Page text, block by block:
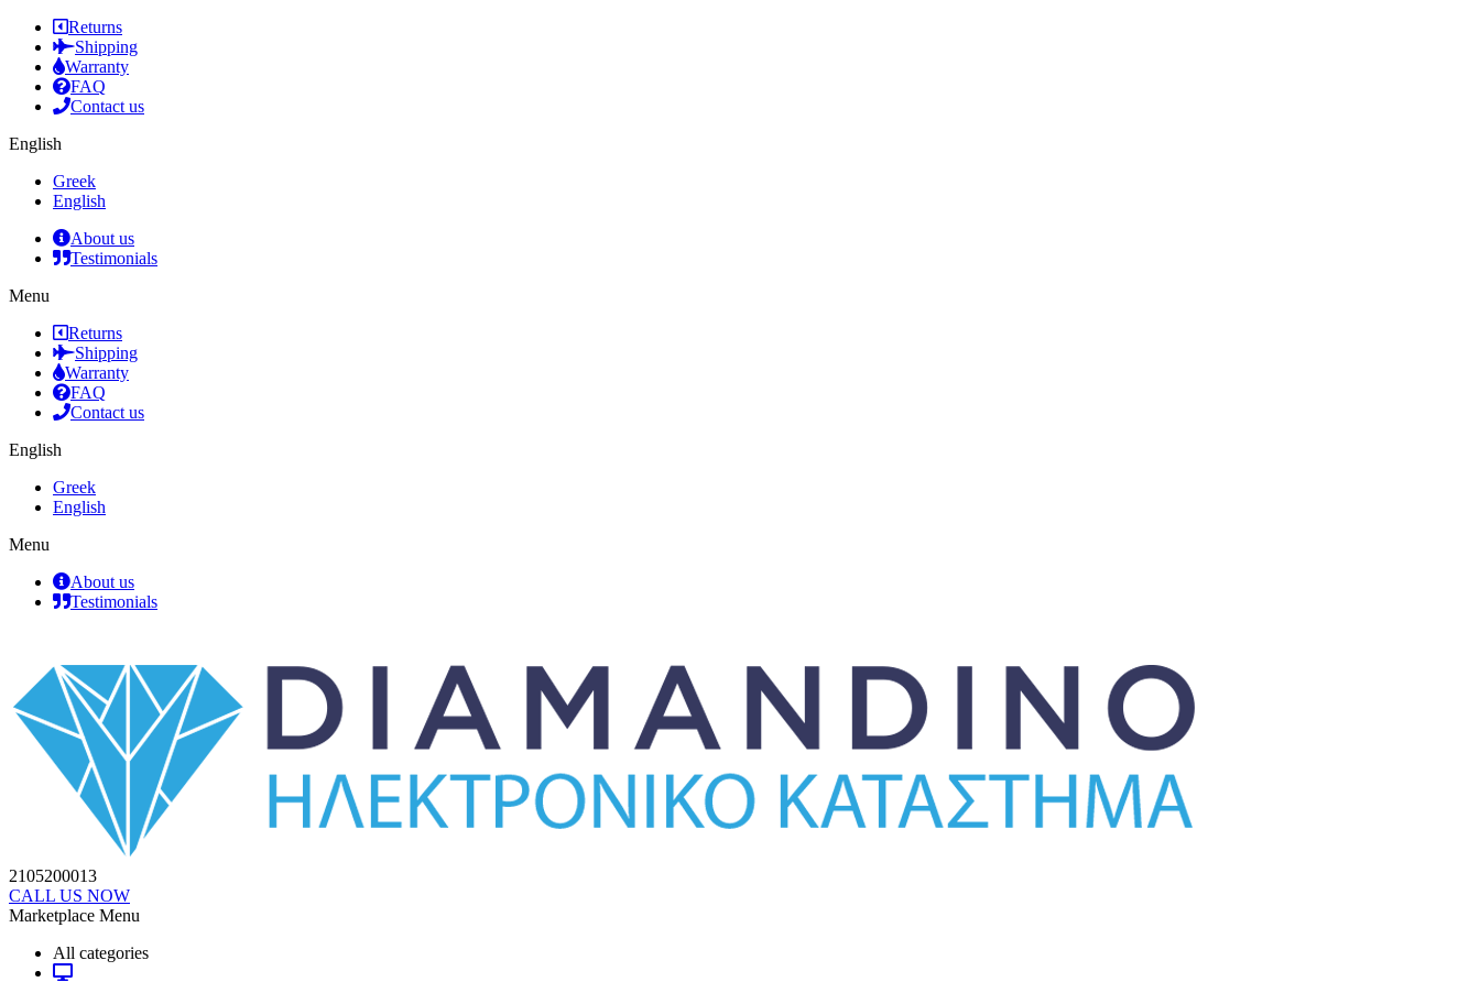
Returns
Shipping
Warranty
FAQ
Contact us
English
Greek
English
About us
Testimonials
Menu
Returns
Shipping
Warranty
FAQ
Contact us
English
Greek
English
Menu
About us
Testimonials
2105200013
CALL US NOW
Marketplace Menu
All categories